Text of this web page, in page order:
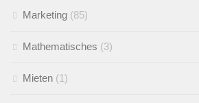
Marketing (85)
Mathematisches (3)
Mieten (1)